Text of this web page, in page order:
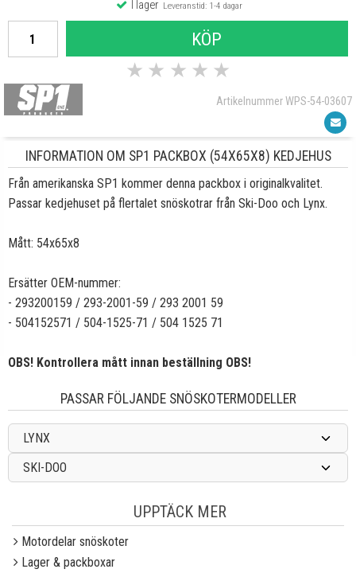
I lagerLeveranstid: 1-4 dagar
KÖP
★ ★ ★ ★ ★
Artikelnummer WPS-54-03607
INFORMATION OM SP1 PACKBOX (54X65X8) KEDJEHUS
Från amerikanska SP1 kommer denna packbox i originalkvalitet.
Passar kedjehuset på flertalet snöskotrar från Ski-Doo och Lynx.
Mått: 54x65x8
Ersätter OEM-nummer:
- 293200159 / 293-2001-59 / 293 2001 59
- 504152571 / 504-1525-71 / 504 1525 71
OBS! Kontrollera mått innan beställning OBS!
PASSAR FÖLJANDE SNÖSKOTERMODELLER
LYNX
SKI-DOO
UPPTÄCK MER
Motordelar snöskoter
Lager & packboxar